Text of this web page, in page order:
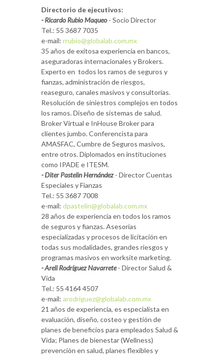
Directorio de ejecutivos:
- Ricardo Rubio Maqueo - Socio Director
Tel.: 55 3687 7035
e-mail: rrubio@globalab.com.mx
35 años de exitosa experiencia en bancos,
aseguradoras internacionales y Brokers.
Experto en todos los ramos de seguros y
fianzas, administración de riesgos,
reaseguro, canales masivos y consultorías.
Resolución de siniestros complejos en todos
los ramos. Diseño de sistemas de salud.
Broker Virtual e InHouse Broker para
clientes jumbo. Conferencista para
AMASFAC, Cumbre de Seguros masivos,
entre otros. Diplomados en instituciones
como IPADE e ITESM.
- Diter Pastelin Hernández- Director Cuentas
Especiales y Fianzas
Tel.: 55 3687 7008
e-mail: dpastelin@globalab.com.mx
28 años de experiencia en todos los ramos
de seguros y fianzas. Asesorías
especializadas y procesos de licitación en
todas sus modalidades, grandes riesgos y
programas masivos en worksite marketing.
- Areli Rodríguez Navarrete- Director Salud &
Vida
Tel.: 55 4164 4507
e-mail: arodriguez@globalab.com.mx
21 años de experiencia, es especialista en
evaluación, diseño, costeo y gestión de
planes de beneficios para empleados Salud &
Vida; Planes de bienestar (Wellness)
prevención en salud, planes flexibles y